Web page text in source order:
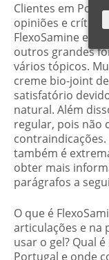
Clientes em
opiniões e
FlexoSamine em
outros grandes
vários tópicos.
creme bio-joint
satisfatório
natural. Além
regular, pois não
também é
obter mais
parágrafos a
O que é
articulações e na
usar o gel? Qual
Portugal e onde